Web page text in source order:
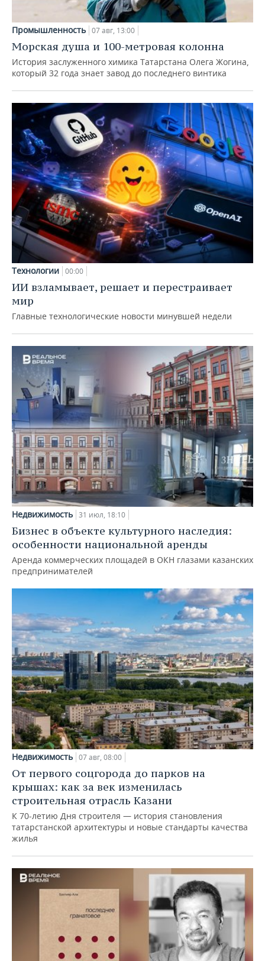
Промышленность 07 авг, 13:00
Морская душа и 100-метровая колонна
История заслуженного химика Татарстана Олега Жогина,
который 32 года знает завод до последнего винтика
Технологии 00:00
ИИ взламывает, решает и перестраивает
мир
Главные технологические новости минувшей недели
Недвижимость 31 июл, 18:10
Бизнес в объекте культурного наследия:
особенности национальной аренды
Аренда коммерческих площадей в ОКН глазами казанских
предпринимателей
Недвижимость 07 авг, 08:00
От первого соцгорода до парков на
крышах: как за век изменилась
строительная отрасль Казани
К 70-летию Дня строителя — история становления
татарстанской архитектуры и новые стандарты качества
жилья